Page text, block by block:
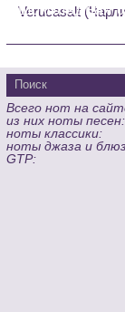
шоколадная
Verucasalt
Всего нот на
из них ноты песен:
ноты классики:
ноты джаза и
GTP: